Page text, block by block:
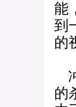
能
到
的
的